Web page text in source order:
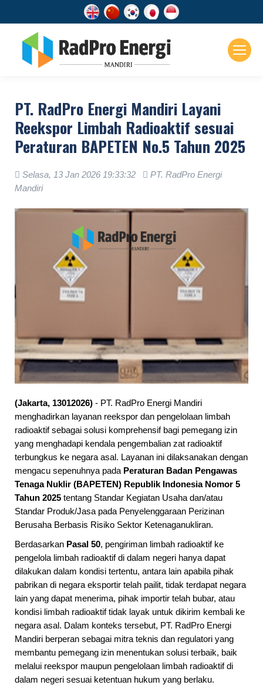
Selamat datang di website PT. RadPro
PT. RadPro Energi Mandiri Layani
Reekspor Limbah Radioaktif sesuai
Peraturan BAPETEN No.5 Tahun 2025
Selasa, 13 Jan 2026 19:33:32
PT. RadPro Energi
Mandiri
(Jakarta, 13012026) - PT. RadPro Energi Mandiri
menghadirkan layanan reekspor dan pengelolaan limbah
radioaktif sebagai solusi komprehensif bagi pemegang izin
yang menghadapi kendala pengembalian zat radioaktif
terbungkus ke negara asal. Layanan ini dilaksanakan dengan
mengacu sepenuhnya pada Peraturan Badan Pengawas
Tenaga Nuklir (BAPETEN) Republik Indonesia Nomor 5
Tahun 2025 tentang Standar Kegiatan Usaha dan/atau
Standar Produk/Jasa pada Penyelenggaraan Perizinan
Berusaha Berbasis Risiko Sektor Ketenaganukliran.
Berdasarkan Pasal 50, pengiriman limbah radioaktif ke
pengelola limbah radioaktif di dalam negeri hanya dapat
dilakukan dalam kondisi tertentu, antara lain apabila pihak
pabrikan di negara eksportir telah pailit, tidak terdapat negara
lain yang dapat menerima, pihak importir telah bubar, atau
kondisi limbah radioaktif tidak layak untuk dikirim kembali ke
negara asal. Dalam konteks tersebut, PT. RadPro Energi
Mandiri berperan sebagai mitra teknis dan regulatori yang
membantu pemegang izin menentukan solusi terbaik, baik
melalui reekspor maupun pengelolaan limbah radioaktif di
dalam negeri sesuai ketentuan hukum yang berlaku.